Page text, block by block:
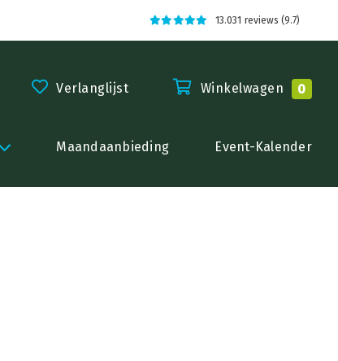
13.031 reviews (9.7)
Verlanglijst Winkelwagen 0
Maandaanbieding Event-Kalender